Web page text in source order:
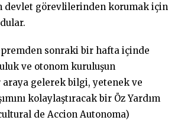
devlet görevlilerinden korumak için
sonraki bir hafta içinde
ve otonom kuruluşun
gelerek bilgi, yetenek ve
kolaylaştıracak bir Öz Yardım
de Accion Autonoma)